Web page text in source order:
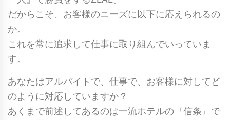
だからこそ、お客様のニーズに以下に応えられるの
か。
これを常に追求して仕事に取り組んでいっていま
す。
あなたはアルバイトで、仕事で、お客様に対してど
のように対応していますか？
あくまで前述してあるのは一流ホテルの『信条』で